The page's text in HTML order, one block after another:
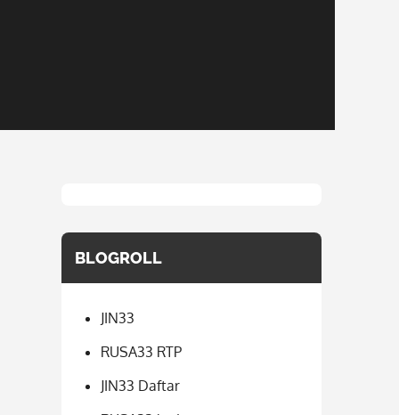
BLOGROLL
JIN33
RUSA33 RTP
JIN33 Daftar